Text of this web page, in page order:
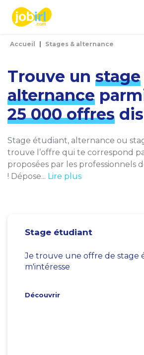
Accueil Stages & alternance
Trouve un stage
alternance
25 000 offres
Stage étudiant, alternance ou
trouve l’offre qui te correspond
proposées par les professionnels
! Dépose... Lire plus
Stage étudiant
Je trouve une offre de stage
m'intéresse
Découvrir
Panneau de gestion des cookies